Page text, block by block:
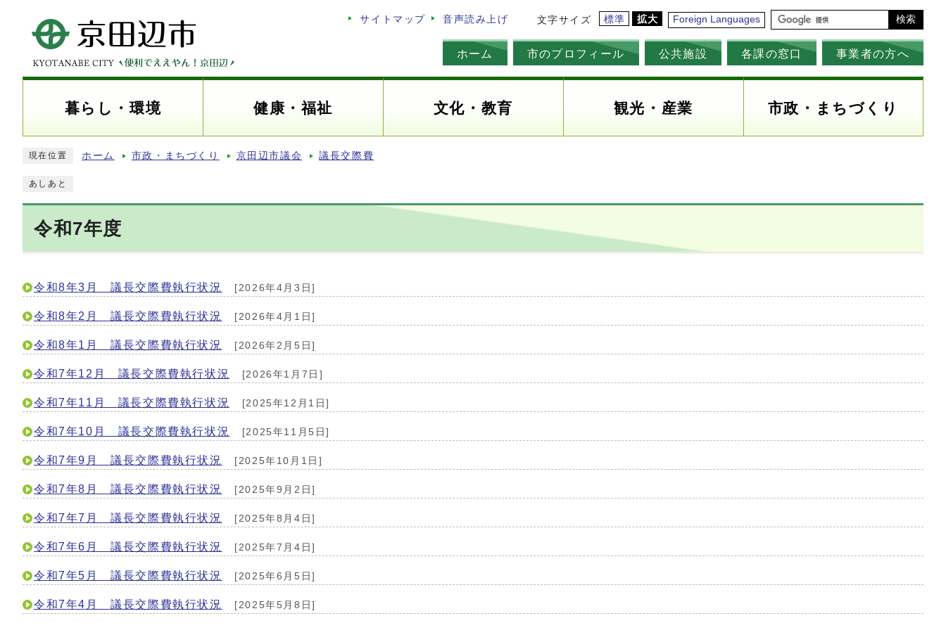
サイトマップ 音声読み上げ 文字サイズ 標準 拡大 Foreign Languages 検索
ホーム 市のプロフィール 公共施設 各課の窓口 事業者の方へ
暮らし・環境 健康・福祉 文化・教育 観光・産業 市政・まちづくり
現在位置 ホーム 市政・まちづくり 京田辺市議会 議長交際費
あしあと
令和7年度
令和8年3月 議長交際費執行状況 [2026年4月3日]
令和8年2月 議長交際費執行状況 [2026年4月1日]
令和8年1月 議長交際費執行状況 [2026年2月5日]
令和7年12月 議長交際費執行状況 [2026年1月7日]
令和7年11月 議長交際費執行状況 [2025年12月1日]
令和7年10月 議長交際費執行状況 [2025年11月5日]
令和7年9月 議長交際費執行状況 [2025年10月1日]
令和7年8月 議長交際費執行状況 [2025年9月2日]
令和7年7月 議長交際費執行状況 [2025年8月4日]
令和7年6月 議長交際費執行状況 [2025年7月4日]
令和7年5月 議長交際費執行状況 [2025年6月5日]
令和7年4月 議長交際費執行状況 [2025年5月8日]